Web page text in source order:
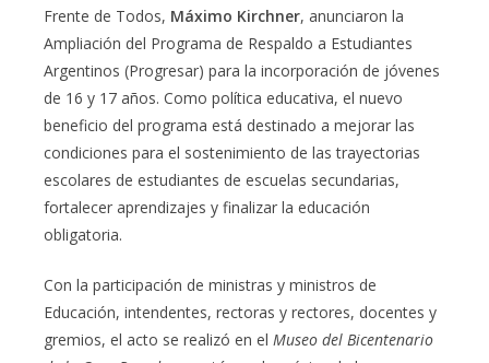
Frente de Todos, Máximo Kirchner, anunciaron la
Ampliación del Programa de Respaldo a Estudiantes
Argentinos (Progresar) para la incorporación de jóvenes
de 16 y 17 años. Como política educativa, el nuevo
beneficio del programa está destinado a mejorar las
condiciones para el sostenimiento de las trayectorias
escolares de estudiantes de escuelas secundarias,
fortalecer aprendizajes y finalizar la educación
obligatoria.
Con la participación de ministras y ministros de
Educación, intendentes, rectoras y rectores, docentes y
gremios, el acto se realizó en el Museo del Bicentenario